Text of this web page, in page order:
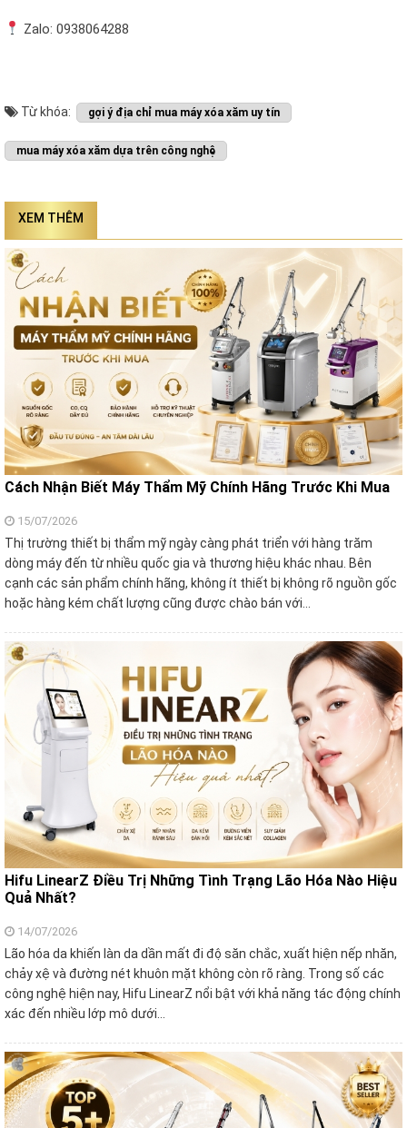
Zalo: 0938064288
Từ khóa: gợi ý địa chỉ mua máy xóa xăm uy tín
mua máy xóa xăm dựa trên công nghệ
XEM THÊM
Cách Nhận Biết Máy Thẩm Mỹ Chính Hãng Trước Khi Mua
15/07/2026
Thị trường thiết bị thẩm mỹ ngày càng phát triển với hàng trăm
dòng máy đến từ nhiều quốc gia và thương hiệu khác nhau. Bên
cạnh các sản phẩm chính hãng, không ít thiết bị không rõ nguồn gốc
hoặc hàng kém chất lượng cũng được chào bán với…
Hifu LinearZ Điều Trị Những Tình Trạng Lão Hóa Nào Hiệu
Quả Nhất?
14/07/2026
Lão hóa da khiến làn da dần mất đi độ săn chắc, xuất hiện nếp nhăn,
chảy xệ và đường nét khuôn mặt không còn rõ ràng. Trong số các
công nghệ hiện nay, Hifu LinearZ nổi bật với khả năng tác động chính
xác đến nhiều lớp mô dưới…